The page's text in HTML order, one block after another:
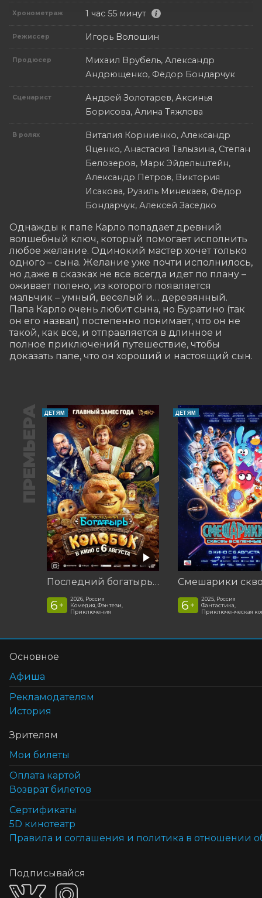
Хронометраж 1 час 55 минут
Режиссер Игорь Волошин
Продюсер
Михаил Врубель, Александр
Андрющенко, Фёдор Бондарчук
Сценарист
Андрей Золотарев, Аксинья
Борисова, Алина Тяжлова
В ролях
Виталия Корниенко, Александр
Яценко, Анастасия Талызина, Степан
Белозеров, Марк Эйдельштейн,
Александр Петров, Виктория
Исакова, Рузиль Минекаев, Фёдор
Бондарчук, Алексей Заседко
Однажды к папе Карло попадает древний
волшебный ключ, который помогает исполнить
любое желание. Одинокий мастер хочет только
одного – сына. Желание уже почти исполнилось,
но даже в сказках не все всегда идет по плану –
оживает полено, из которого появляется
мальчик – умный, веселый и… деревянный.
Папа Карло очень любит сына, но Буратино (так
он его назвал) постепенно понимает, что он не
такой, как все, и отправляется в длинное и
полное приключений путешествие, чтобы
доказать папе, что он хороший и настоящий сын.
ПРЕМЬЕРА ДЕТЯМ
Последний богатырь. Колобок
6 +
2026, Россия
Комедия, Фэнтези,
Приключения
ДЕТЯМ
6 +
2025, Россия
Фантастика,
Приключенческая
Основное
Афиша
Рекламодателям
История
Зрителям
Мои билеты
Оплата картой
Возврат билетов
Cертификаты
5D кинотеатр
Правила и соглашения и политика в отношении
Подписывайся